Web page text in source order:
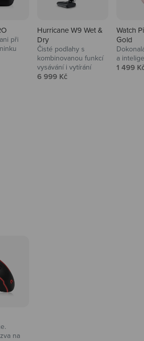
při
Hurricane W9 Wet &
Dry
Čisté podlahy s
kombinovanou funkcí
vysávání i vytírání
Prodejní cena
6 999 Kč
Watch
Gold
a
Prodejní
1 499
na